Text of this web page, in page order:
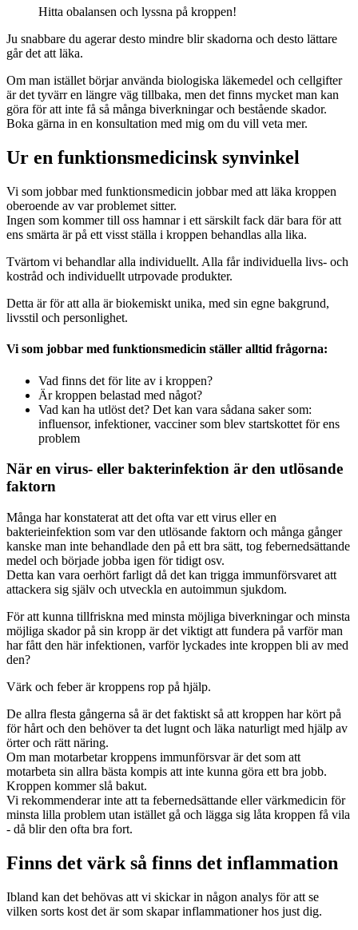
Hitta obalansen och lyssna på kroppen!
Ju snabbare du agerar desto mindre blir skadorna och desto lättare
går det att läka.
Om man istället börjar använda biologiska läkemedel och cellgifter
är det tyvärr en längre väg tillbaka, men det finns mycket man kan
göra för att inte få så många biverkningar och bestående skador.
Boka gärna in en konsultation med mig om du vill veta mer.
Ur en funktionsmedicinsk synvinkel
Vi som jobbar med funktionsmedicin jobbar med att läka kroppen
oberoende av var problemet sitter.
Ingen som kommer till oss hamnar i ett särskilt fack där bara för att
ens smärta är på ett visst ställa i kroppen behandlas alla lika.
Tvärtom vi behandlar alla individuellt. Alla får individuella livs- och
kostråd och individuellt utrpovade produkter.
Detta är för att alla är biokemiskt unika, med sin egne bakgrund,
livsstil och personlighet.
Vi som jobbar med funktionsmedicin ställer alltid frågorna:
Vad finns det för lite av i kroppen?
Är kroppen belastad med något?
Vad kan ha utlöst det? Det kan vara sådana saker som:
influensor, infektioner, vacciner som blev startskottet för ens
problem
När en virus- eller bakterinfektion är den utlösande
faktorn
Många har konstaterat att det ofta var ett virus eller en
bakterieinfektion som var den utlösande faktorn och många gånger
kanske man inte behandlade den på ett bra sätt, tog febernedsättande
medel och började jobba igen för tidigt osv.
Detta kan vara oerhört farligt då det kan trigga immunförsvaret att
attackera sig själv och utveckla en autoimmun sjukdom.
För att kunna tillfriskna med minsta möjliga biverkningar och minsta
möjliga skador på sin kropp är det viktigt att fundera på varför man
har fått den här infektionen, varför lyckades inte kroppen bli av med
den?
Värk och feber är kroppens rop på hjälp.
De allra flesta gångerna så är det faktiskt så att kroppen har kört på
för hårt och den behöver ta det lugnt och läka naturligt med hjälp av
örter och rätt näring.
Om man motarbetar kroppens immunförsvar är det som att
motarbeta sin allra bästa kompis att inte kunna göra ett bra jobb.
Kroppen kommer slå bakut.
Vi rekommenderar inte att ta febernedsättande eller värkmedicin för
minsta lilla problem utan istället gå och lägga sig låta kroppen få vila
- då blir den ofta bra fort.
Finns det värk så finns det inflammation
Ibland kan det behövas att vi skickar in någon analys för att se
vilken sorts kost det är som skapar inflammationer hos just dig.